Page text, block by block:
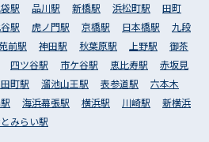
駅 品川駅 新橋駅 浜松町駅
田町
駅 虎ノ門駅 京橋駅 日本橋駅
九段
前駅 神田駅 秋葉原駅 上野駅
御茶
四ツ谷駅 市ケ谷駅 恵比寿駅
赤坂見
町駅 溜池山王駅 表参道駅
六本木
海浜幕張駅 横浜駅 川崎駅
新横浜
みらい駅